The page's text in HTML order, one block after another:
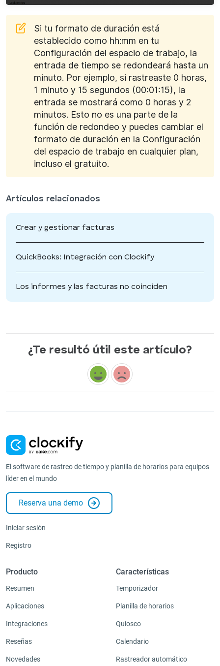
Si tu formato de duración está
establecido como hh:mm en tu
Configuración del espacio de trabajo, la
entrada de tiempo se redondeará hasta un
minuto. Por ejemplo, si rastreaste 0 horas,
1 minuto y 15 segundos (00:01:15), la
entrada se mostrará como 0 horas y 2
minutos. Esto no es una parte de la
función de redondeo y puedes cambiar el
formato de duración en la Configuración
del espacio de trabajo en cualquier plan,
incluso el gratuito.
Artículos relacionados
Crear y gestionar facturas
QuickBooks: Integración con Clockify
Los informes y las facturas no coinciden
¿Te resultó útil este artículo?
El software de rastreo de tiempo y planilla de horarios para equipos
líder en el mundo
Reserva una demo
Iniciar sesión
Registro
Producto
Resumen
Aplicaciones
Integraciones
Reseñas
Novedades
Características
Temporizador
Planilla de horarios
Quiosco
Calendario
Rastreador automático